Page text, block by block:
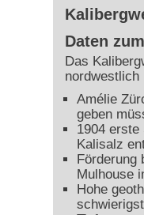
Daten
Das
nordwestlich
Amélie
geben
1904 erste
Kalisalz
Förderung
Mulhouse
Hohe